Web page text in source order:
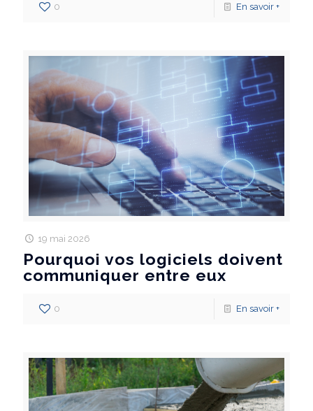
0 En savoir +
19 mai 2026
Pourquoi vos logiciels doivent
communiquer entre eux
0 En savoir +